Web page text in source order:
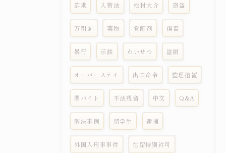
詐欺 入管法 松村大介 窃盗
万引き 薬物 覚醒剤 傷害
暴行 示談 わいせつ 盗撮
オーバーステイ 出国命令 監理措置
闇バイト 不法残留 中文 Q&A
解決事例 留学生 逮捕
外国人刑事事件 在留特别许可